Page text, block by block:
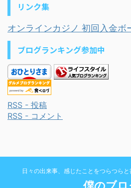
リンク集
オンラインカジノ 初回入金ボ
ブログランキング参加中
RSS - 投稿
RSS - コメント
日々の出来事、感じたことをつらつら